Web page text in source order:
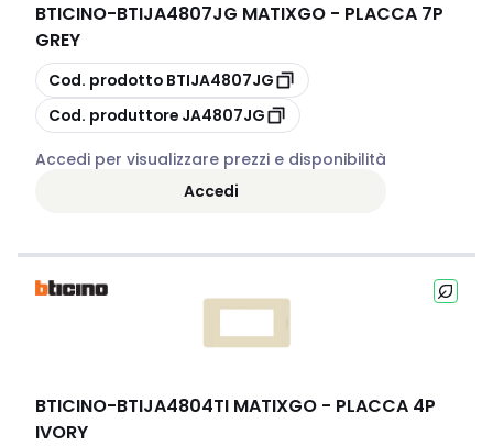
BTICINO-BTIJA4807JG MATIXGO - PLACCA 7P
GREY
copia
Cod. prodotto BTIJA4807JG
copia
Cod. produttore JA4807JG
Accedi per visualizzare prezzi e disponibilità
Accedi
BTICINO-BTIJA4804TI MATIXGO - PLACCA 4P
IVORY